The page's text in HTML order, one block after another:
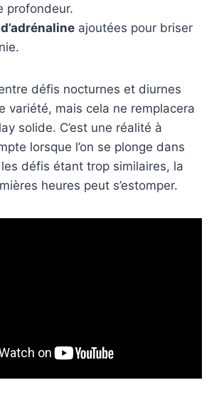
profondeur.
ajoutées pour briser
défis nocturnes et diurnes
variété, mais cela ne remplacera
solide. C’est une réalité à
lorsque l’on se plonge dans
défis étant trop similaires, la
heures peut s’estomper.